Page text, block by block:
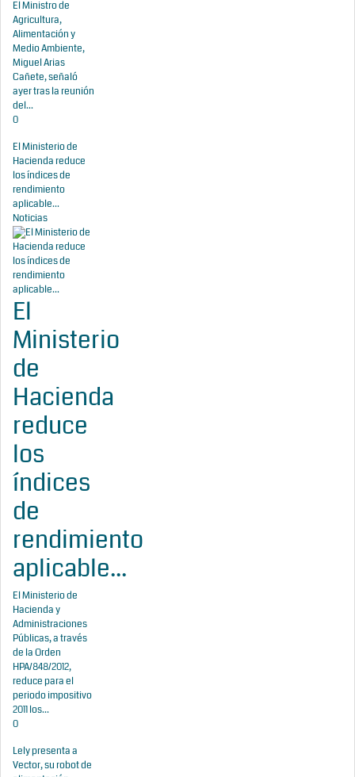
El Ministro de
Agricultura,
Alimentación y
Medio Ambiente,
Miguel Arias
Cañete, señaló
ayer tras la reunión
del...
0
El Ministerio de
Hacienda reduce
los índices de
rendimiento
aplicable...
Noticias
El
Ministerio
de
Hacienda
reduce
los
índices
de
rendimiento
aplicable...
El Ministerio de
Hacienda y
Administraciones
Públicas, a través
de la Orden
HPA/848/2012,
reduce para el
periodo impositivo
2011 los...
0
Lely presenta a
Vector, su robot de